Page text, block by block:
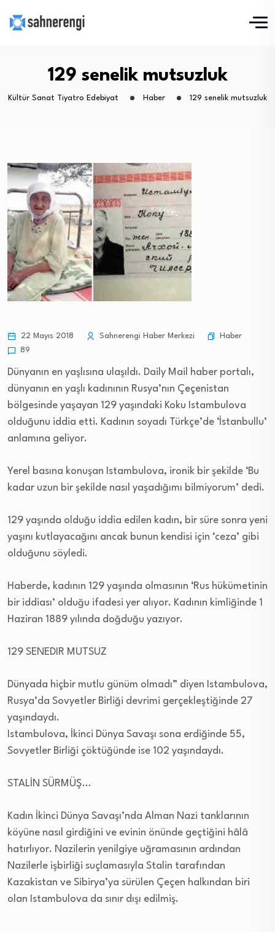
129 senelik mutsuzluk
Kültür Sanat Tiyatro Edebiyat Haber 129 senelik mutsuzluk
22 Mayıs 2018 Sahnerengi Haber Merkezi
Haber
89
Dünyanın en yaşlısına ulaşıldı. Daily Mail haber portalı,
dünyanın en yaşlı kadınının Rusya’nın Çeçenistan
bölgesinde yaşayan 129 yaşındaki Koku Istambulova
olduğunu iddia etti. Kadının soyadı Türkçe’de ‘İstanbullu’
anlamına geliyor.
Yerel basına konuşan Istambulova, ironik bir şekilde ‘Bu
kadar uzun bir şekilde nasıl yaşadığımı bilmiyorum’ dedi.
129 yaşında olduğu iddia edilen kadın, bir süre sonra yeni
yaşını kutlayacağını ancak bunun kendisi için ‘ceza’ gibi
olduğunu söyledi.
Haberde, kadının 129 yaşında olmasının ‘Rus hükümetinin
bir iddiası’ olduğu ifadesi yer alıyor. Kadının kimliğinde 1
Haziran 1889 yılında doğduğu yazıyor.
129 SENEDIR MUTSUZ
Dünyada hiçbir mutlu günüm olmadı” diyen Istambulova,
Rusya’da Sovyetler Birliği devrimi gerçekleştiğinde 27
yaşındaydı.
Istambulova, İkinci Dünya Savaşı sona erdiğinde 55,
Sovyetler Birliği çöktüğünde ise 102 yaşındaydı.
STALİN SÜRMÜŞ…
Kadın İkinci Dünya Savaşı’nda Alman Nazi tanklarının
köyüne nasıl girdiğini ve evinin önünde geçtiğini hâlâ
hatırlıyor. Nazilerin yenilgiye uğramasının ardından
Nazilerle işbirliği suçlamasıyla Stalin tarafından
Kazakistan ve Sibirya’ya sürülen Çeçen halkından biri
olan Istambulova da sınır dışı edilmiş.